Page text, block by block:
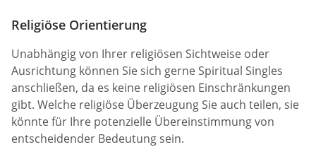
Religiöse Orientierung
Unabhängig von Ihrer religiösen Sichtweise oder
Ausrichtung können Sie sich gerne Spiritual Singles
anschließen, da es keine religiösen Einschränkungen
gibt. Welche religiöse Überzeugung Sie auch teilen, sie
könnte für Ihre potenzielle Übereinstimmung von
entscheidender Bedeutung sein.